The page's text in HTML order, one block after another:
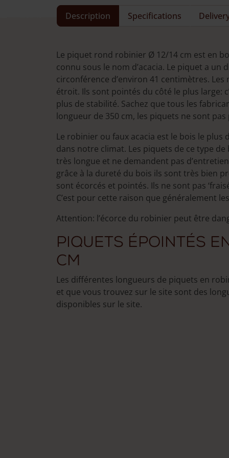
plusieurs
variations.
options
peuvent
être
choisies
sur
la
page
du
produit
Description Specifications
Le piquet rond robinier Ø 12/14 cm est en
connu sous le nom d’acacia. Le piquet a
circonférence d’environ 41 centimètres.
étroit. Ils sont pointés du côté le plus large:
plus de stabilité. Sachez que tous les
longueur de 350 cm, les piquets ne sont pas
Le robinier ou faux acacia est le bois le plus
dans notre climat. Les piquets de ce type
très longue et ne demandent pas
grâce à la dureté du bois ils sont très bien
sont écorcés et pointés. Ils ne sont pas
C’est pour cette raison que généralement
Attention: l’écorce du robinier peut être
Piquets épointés
cm
Les différentes longueurs de piquets en
et que vous trouvez sur le site sont des
disponibles sur le site.